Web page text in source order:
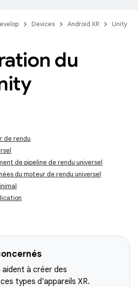
Devices Android XR
Unity
du
de rendu
de pipeline de rendu universel
du moteur de rendu universel
aident à créer des
types d'appareils XR.